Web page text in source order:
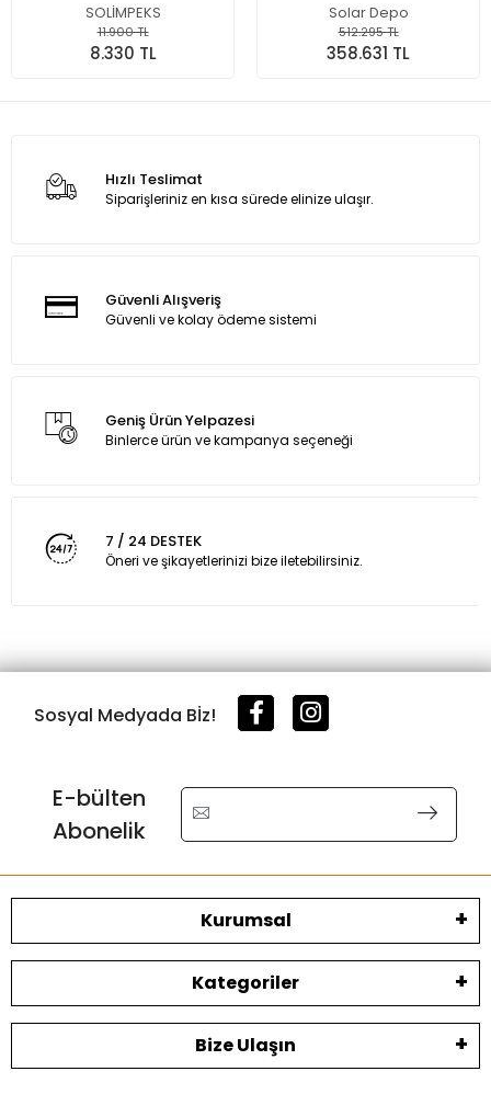
SOLİMPEKS
11.900 TL
8.330 TL
Solar Depo
512.295 TL
358.631 TL
Hızlı Teslimat
Siparişleriniz en kısa sürede elinize ulaşır.
Güvenli Alışveriş
Güvenli ve kolay ödeme sistemi
Geniş Ürün Yelpazesi
Binlerce ürün ve kampanya seçeneği
7 / 24 DESTEK
Öneri ve şikayetlerinizi bize iletebilirsiniz.
Sosyal Medyada Bİz!
E-bülten
Abonelik
Kurumsal
Kategoriler
Bize Ulaşın